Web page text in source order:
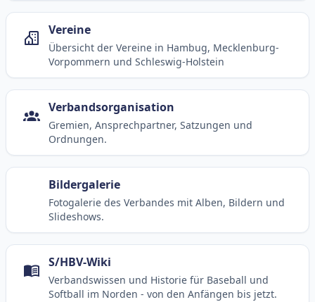
Vereine
Übersicht der Vereine in Hambug, Mecklenburg-
Vorpommern und Schleswig-Holstein
Verbandsorganisation
Gremien, Ansprechpartner, Satzungen und
Ordnungen.
Bildergalerie
Fotogalerie des Verbandes mit Alben, Bildern und
Slideshows.
S/HBV-Wiki
Verbandswissen und Historie für Baseball und
Softball im Norden - von den Anfängen bis jetzt.